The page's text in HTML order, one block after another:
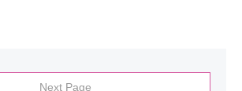
Next Page